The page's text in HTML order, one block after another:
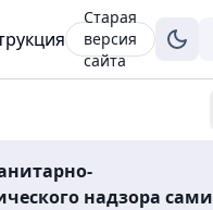
Старая
версия
сайта
надзора сами